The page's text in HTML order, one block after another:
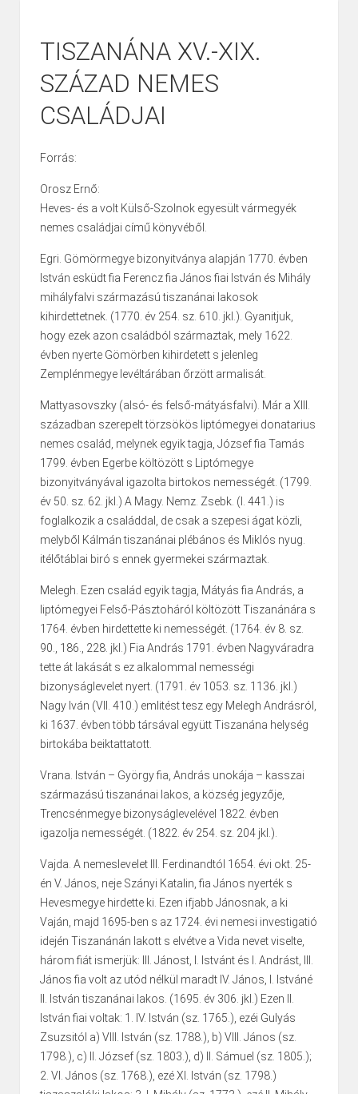
TISZANÁNA XV.-XIX.
SZÁZAD NEMES
CSALÁDJAI
Forrás:
Orosz Ernő:
Heves- és a volt Külső-Szolnok egyesült vármegyék
nemes családjai című könyvéből.
Egri. Gömörmegye bizonyitványa alapján 1770. évben
István esküdt fia Ferencz fia János fiai István és Mihály
mihályfalvi származású tiszanánai lakosok
kihirdettetnek. (1770. év 254. sz. 610. jkl.). Gyanitjuk,
hogy ezek azon családból származtak, mely 1622.
évben nyerte Gömörben kihirdetett s jelenleg
Zemplénmegye levéltárában őrzött armalisát.
Mattyasovszky (alsó- és felső-mátyásfalvi). Már a XIII.
században szerepelt törzsökös liptómegyei donatarius
nemes család, melynek egyik tagja, József fia Tamás
1799. évben Egerbe költözött s Liptómegye
bizonyitványával igazolta birtokos nemességét. (1799.
év 50. sz. 62. jkl.) A Magy. Nemz. Zsebk. (I. 441.) is
foglalkozik a családdal, de csak a szepesi ágat közli,
melyből Kálmán tiszanánai plébános és Miklós nyug.
itélőtáblai biró s ennek gyermekei származtak.
Melegh. Ezen család egyik tagja, Mátyás fia András, a
liptómegyei Felső-Pásztoháról költözött Tiszanánára s
1764. évben hirdettette ki nemességét. (1764. év 8. sz.
90., 186., 228. jkl.) Fia András 1791. évben Nagyváradra
tette át lakását s ez alkalommal nemességi
bizonyságlevelet nyert. (1791. év 1053. sz. 1136. jkl.)
Nagy Iván (VII. 410.) emlitést tesz egy Melegh Andrásról,
ki 1637. évben több társával együtt Tiszanána helység
birtokába beiktattatott.
Vrana. István – György fia, András unokája – kasszai
származású tiszanánai lakos, a község jegyzője,
Trencsénmegye bizonyságlevelével 1822. évben
igazolja nemességét. (1822. év 254. sz. 204 jkl.).
Vajda. A nemeslevelet III. Ferdinandtól 1654. évi okt. 25-
én V. János, neje Szányi Katalin, fia János nyerték s
Hevesmegye hirdette ki. Ezen ifjabb Jánosnak, a ki
Vaján, majd 1695-ben s az 1724. évi nemesi investigatió
idején Tiszanánán lakott s elvétve a Vida nevet viselte,
három fiát ismerjük: III. Jánost, I. Istvánt és I. Andrást, III.
János fia volt az utód nélkül maradt IV. János, I. Istváné
II. István tiszanánai lakos. (1695. év 306. jkl.) Ezen II.
István fiai voltak: 1. IV. István (sz. 1765.), ezéi Gulyás
Zsuzsitól a) VIII. István (sz. 1788.), b) VIII. János (sz.
1798.), c) II. József (sz. 1803.), d) II. Sámuel (sz. 1805.);
2. VI. János (sz. 1768.), ezé XI. István (sz. 1798.)